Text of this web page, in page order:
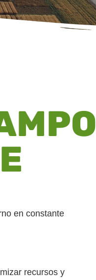
en constante
recursos y